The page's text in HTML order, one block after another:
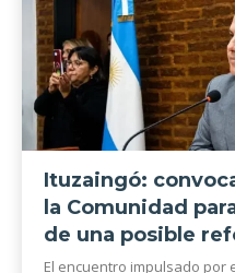
Ituzaingó:
la Comunidad
de una posible
El encuentro impulsado por